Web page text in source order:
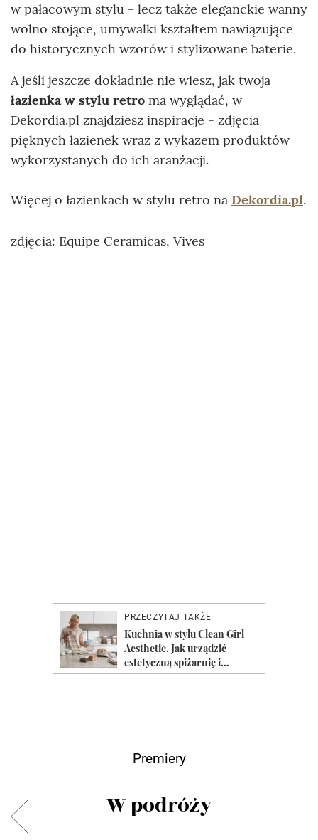
w pałacowym stylu - lecz także eleganckie wanny
wolno stojące, umywalki kształtem nawiązujące
do historycznych wzorów i stylizowane baterie.
A jeśli jeszcze dokładnie nie wiesz, jak twoja
łazienka w stylu retro ma wyglądać, w
Dekordia.pl znajdziesz inspiracje - zdjęcia
pięknych łazienek wraz z wykazem produktów
wykorzystanych do ich aranżacji.
Więcej o łazienkach w stylu retro na Dekordia.pl.
zdjęcia: Equipe Ceramicas, Vives
Premiery
W podróży